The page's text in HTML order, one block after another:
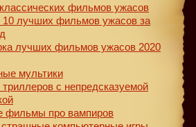
фильмов ужасов
10 лучших фильмов ужасов за
лучших фильмов ужасов 2020
мультики
с непредсказуемой
фильмы про вампиров